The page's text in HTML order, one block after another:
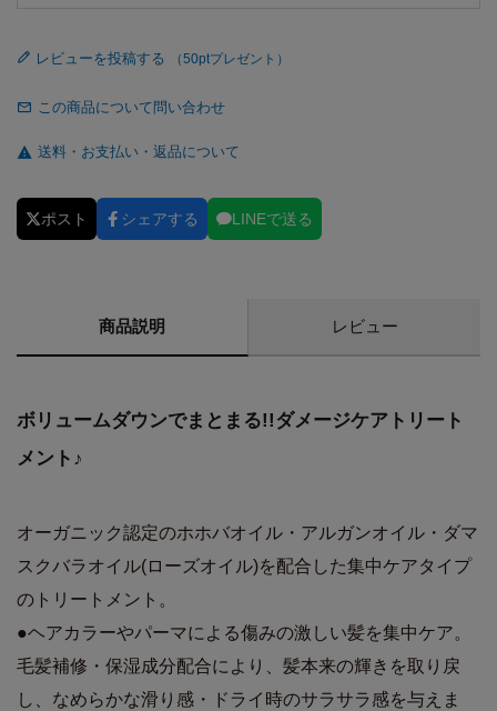
レビューを投稿する
この商品について問い合わせ
送料・お支払い・返品について
ポスト シェアする LINEで送る
商品説明 レビュー
ボリュームダウンでまとまる!!ダメージケアトリート
メント♪
オーガニック認定のホホバオイル・アルガンオイル・ダマ
スクバラオイル(ローズオイル)を配合した集中ケアタイプ
のトリートメント。
●ヘアカラーやパーマによる傷みの激しい髪を集中ケア。
毛髪補修・保湿成分配合により、髪本来の輝きを取り戻
し、なめらかな滑り感・ドライ時のサラサラ感を与えま